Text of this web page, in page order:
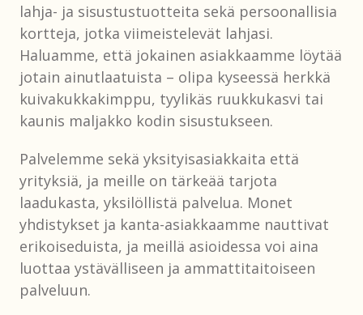
lahja- ja sisustustuotteita sekä persoonallisia
kortteja, jotka viimeistelevät lahjasi.
Haluamme, että jokainen asiakkaamme löytää
jotain ainutlaatuista – olipa kyseessä herkkä
kuivakukkakimppu, tyylikäs ruukkukasvi tai
kaunis maljakko kodin sisustukseen.
Palvelemme sekä yksityisasiakkaita että
yrityksiä, ja meille on tärkeää tarjota
laadukasta, yksilöllistä palvelua. Monet
yhdistykset ja kanta-asiakkaamme nauttivat
erikoiseduista, ja meillä asioidessa voi aina
luottaa ystävälliseen ja ammattitaitoiseen
palveluun.